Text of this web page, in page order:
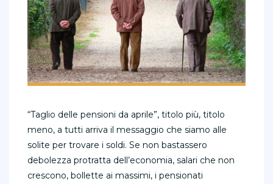
“Taglio delle pensioni da aprile”, titolo più, titolo
meno, a tutti arriva il messaggio che siamo alle
solite per trovare i soldi. Se non bastassero
debolezza protratta dell’economia, salari che non
crescono, bollette ai massimi, i pensionati